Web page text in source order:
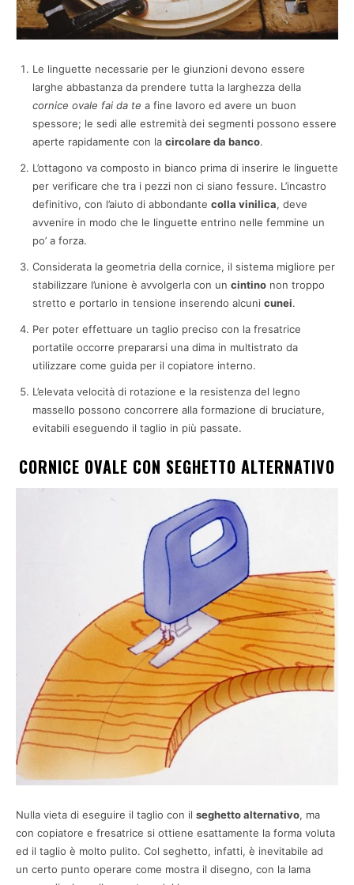
Le linguette necessarie per le giunzioni devono essere
larghe abbastanza da prendere tutta la larghezza della
cornice ovale fai da te a fine lavoro ed avere un buon
spessore; le sedi alle estremità dei segmenti possono essere
aperte rapidamente con la circolare da banco.
L’ottagono va composto in bianco prima di inserire le linguette
per verificare che tra i pezzi non ci siano fessure. L’incastro
definitivo, con l’aiuto di abbondante colla vinilica, deve
avvenire in modo che le linguette entrino nelle femmine un
po’ a forza.
Considerata la geometria della cornice, il sistema migliore per
stabilizzare l’unione è avvolgerla con un cintino non troppo
stretto e portarlo in tensione inserendo alcuni cunei.
Per poter effettuare un taglio preciso con la fresatrice
portatile occorre prepararsi una dima in multistrato da
utilizzare come guida per il copiatore interno.
L’elevata velocità di rotazione e la resistenza del legno
massello possono concorrere alla formazione di bruciature,
evitabili eseguendo il taglio in più passate.
CORNICE OVALE CON SEGHETTO ALTERNATIVO
Nulla vieta di eseguire il taglio con il seghetto alternativo, ma
con copiatore e fresatrice si ottiene esattamente la forma voluta
ed il taglio è molto pulito. Col seghetto, infatti, è inevitabile ad
un certo punto operare come mostra il disegno, con la lama